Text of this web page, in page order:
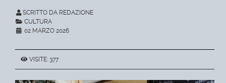
SCRITTO DA REDAZIONE
CULTURA
02 MARZO 2026
VISITE: 377